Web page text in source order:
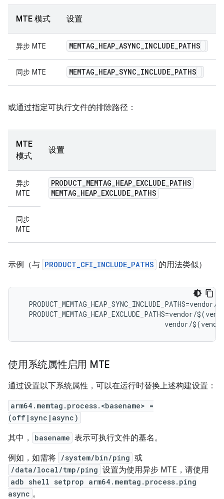
MTE 模式 设置
异步 MTE MEMTAG_HEAP_ASYNC_INCLUDE_PATHS
同步 MTE MEMTAG_HEAP_SYNC_INCLUDE_PATHS
或通过指定可执行文件的排除路径：
MTE
模式
设置
异步
MTE
PRODUCT_MEMTAG_HEAP_EXCLUDE_PATHS
MEMTAG_HEAP_EXCLUDE_PATHS
同步
MTE
示例（与 PRODUCT_CFI_INCLUDE_PATHS 的用法类似）
PRODUCT_MEMTAG_HEAP_SYNC_INCLUDE_PATHS=vendor/
PRODUCT_MEMTAG_HEAP_EXCLUDE_PATHS=vendor/
vendor/
使用系统属性启用 MTE
通过设置以下系统属性，可以在运行时替换上述构建设置：
arm64.memtag.process.<basename> =
(off|sync|async)
其中， basename 表示可执行文件的基名。
例如，如需将 /system/bin/ping 或
/data/local/tmp/ping 设置为使用异步 MTE，请使用
adb shell setprop arm64.memtag.process.ping
async 。